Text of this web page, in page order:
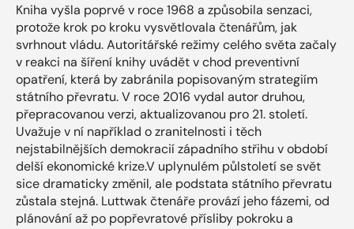
Kniha vyšla poprvé v roce 1968 a způsobila senzaci,
protože krok po kroku vysvětlovala čtenářům, jak
svrhnout vládu. Autoritářské režimy celého světa začaly
v reakci na šíření knihy uvádět v chod preventivní
opatření, která by zabránila popisovaným strategiím
státního převratu. V roce 2016 vydal autor druhou,
přepracovanou verzi, aktualizovanou pro 21. století.
Uvažuje v ní například o zranitelnosti i těch
nejstabilnějších demokracií západního střihu v období
delší ekonomické krize.V uplynulém půlstoletí se svět
sice dramaticky změnil, ale podstata státního převratu
zůstala stejná. Luttwak čtenáře provází jeho fázemi, od
plánování až po popřevratové přísliby pokroku a